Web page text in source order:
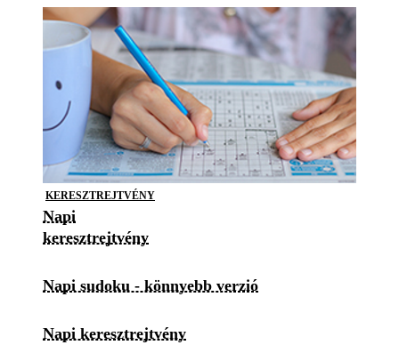
KERESZTREJTVÉNY
Napi
keresztrejtvény
Napi sudoku - könnyebb verzió
Napi keresztrejtvény